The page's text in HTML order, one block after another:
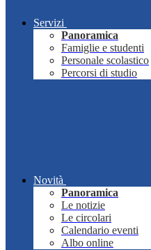
Servizi
Panoramica
Famiglie e studenti
Personale scolastico
Percorsi di studio
Novità
Panoramica
Le notizie
Le circolari
Calendario eventi
Albo online